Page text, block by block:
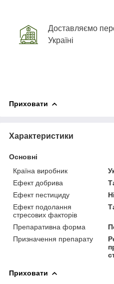
Доставляємо
Україні
Приховати
Характеристики
Основні
Країна виробник
Ефект добрива
Ефект пестициду
Ні
Ефект подолання
стресових факторів
Препаративна форма
Призначення препарату
Приховати